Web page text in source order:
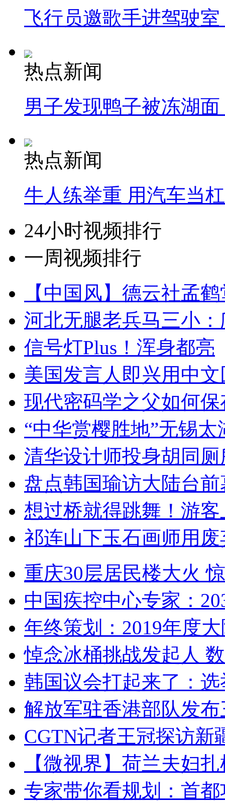
飞行员邀歌手进驾驶
热点新闻
男子发现鸭子被冻湖
热点新闻
牛人练举重 用汽车当
24小时视频排行
一周视频排行
【中国风】德云社孟
河北无腿老兵马三小
信号灯Plus！浑身都亮
美国发言人即兴用中
现代密码学之父如何
“中华赏樱胜地”无锡
清华设计师投身胡同
盘点韩国瑜访大陆台
想过桥就得跳舞！游客
祁连山下玉石画师用
重庆30层居民楼大火
中国疾控中心专家：
年终策划：2019年度
悼念冰桶挑战发起人
韩国议会打起来了：
解放军驻香港部队发
CGTN记者王冠探访新
【微视界】荷兰夫妇
专家带你看规划：首